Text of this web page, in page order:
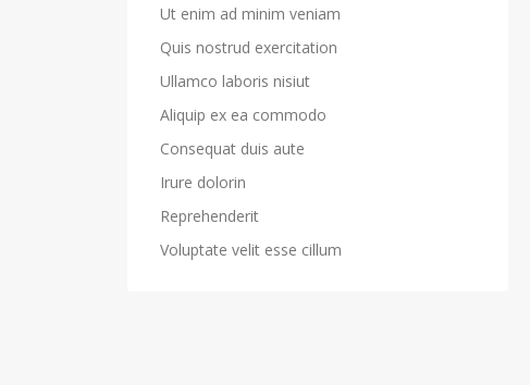
Ut enim ad minim veniam
Quis nostrud exercitation
Ullamco laboris nisiut
Aliquip ex ea commodo
Consequat duis aute
Irure dolorin
Reprehenderit
Voluptate velit esse cillum